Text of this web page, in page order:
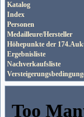
Katalog
Index
Personen
Medailleure/Hersteller
Höhepunkte der
Ergebnisliste
Nachverkaufsliste